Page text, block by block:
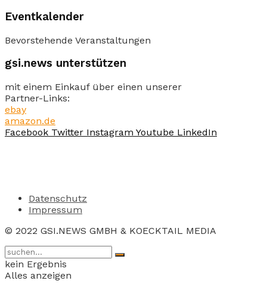
Eventkalender
Bevorstehende Veranstaltungen
gsi.news unterstützen
mit einem Einkauf über einen unserer
Partner-Links:
ebay
amazon.de
Facebook Twitter Instagram Youtube LinkedIn
Datenschutz
Impressum
© 2022 GSI.NEWS GMBH & KOECKTAIL MEDIA
kein Ergebnis
Alles anzeigen